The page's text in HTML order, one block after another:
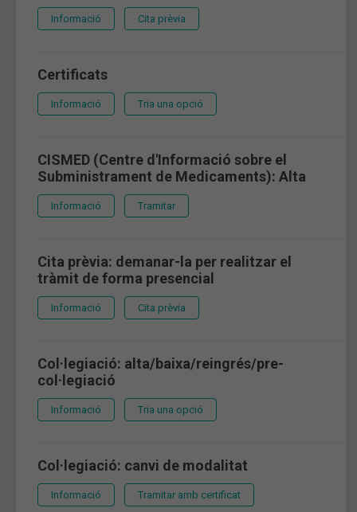
Informació Cita prèvia
Certificats
Informació Tria una opció
CISMED (Centre d'Informació sobre el
Subministrament de Medicaments): Alta
Informació Tramitar
Cita prèvia: demanar-la per realitzar el
tràmit de forma presencial
Informació Cita prèvia
Col·legiació: alta/baixa/reingrés/pre-
col·legiació
Informació Tria una opció
Col·legiació: canvi de modalitat
Informació Tramitar amb certificat